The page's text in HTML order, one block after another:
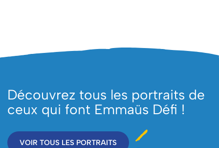
Découvrez tous les portraits de
ceux qui font Emmaüs Défi !
VOIR TOUS LES PORTRAITS